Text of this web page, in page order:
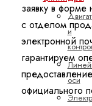
и
оси
заявку в
с отделом
электронной
гарантируем
официального